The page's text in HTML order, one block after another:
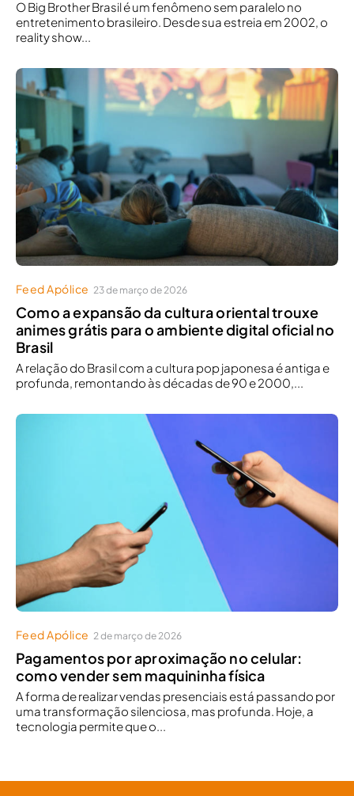
O Big Brother Brasil é um fenômeno sem paralelo no
entretenimento brasileiro. Desde sua estreia em 2002, o
reality show...
Feed Apólice 23 de março de 2026
Como a expansão da cultura oriental trouxe
animes grátis para o ambiente digital oficial no
Brasil
A relação do Brasil com a cultura pop japonesa é antiga e
profunda, remontando às décadas de 90 e 2000,...
Feed Apólice 2 de março de 2026
Pagamentos por aproximação no celular:
como vender sem maquininha física
A forma de realizar vendas presenciais está passando por
uma transformação silenciosa, mas profunda. Hoje, a
tecnologia permite que o...